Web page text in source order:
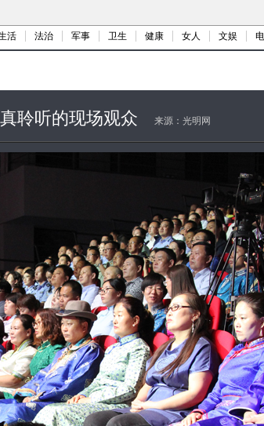
活 法治 军事 卫生 健康 女人 文娱
聆听的现场观众 来源： 光明网